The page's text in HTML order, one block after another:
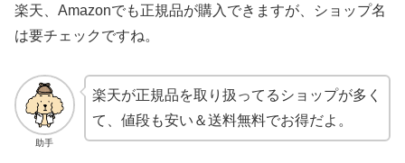
楽天、Amazonでも正規品が購入できますが、ショップ名
は要チェックですね。
助手
楽天が正規品を取り扱ってるショップが多く
て、値段も安い＆送料無料でお得だよ。